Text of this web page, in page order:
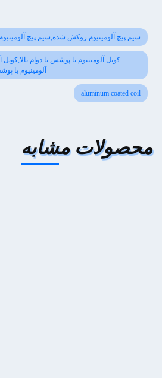
سیم پیچ آلومینیوم روکش شده,سیم پیچ
آلومینیوم با پوشش با
aluminum coated coil
محصولات مشابه